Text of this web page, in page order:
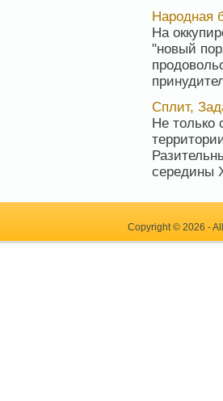
Народная
На
"новый
Сплит,
Не только
середины
Copyright © 2026 -